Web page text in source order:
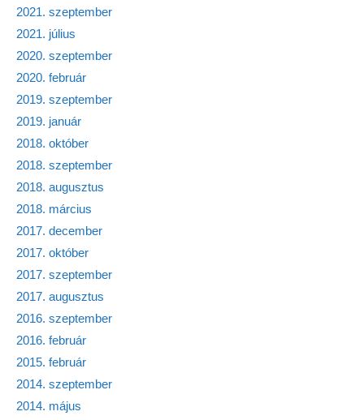
2021. szeptember
2021. július
2020. szeptember
2020. február
2019. szeptember
2019. január
2018. október
2018. szeptember
2018. augusztus
2018. március
2017. december
2017. október
2017. szeptember
2017. augusztus
2016. szeptember
2016. február
2015. február
2014. szeptember
2014. május